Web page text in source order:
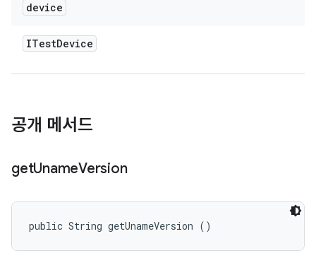
device
ITestDevice
공개 메서드
getUnameVersion
public String getUnameVersion ()